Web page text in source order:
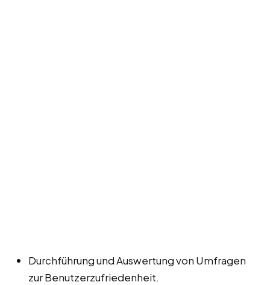
Durchführung und Auswertung von Umfragen
zur Benutzerzufriedenheit.